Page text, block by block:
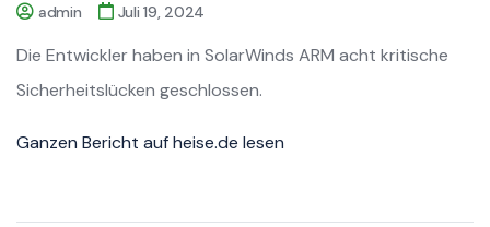
admin Juli 19, 2024
Die Entwickler haben in SolarWinds ARM acht kritische
Sicherheitslücken geschlossen.
Ganzen Bericht auf heise.de lesen